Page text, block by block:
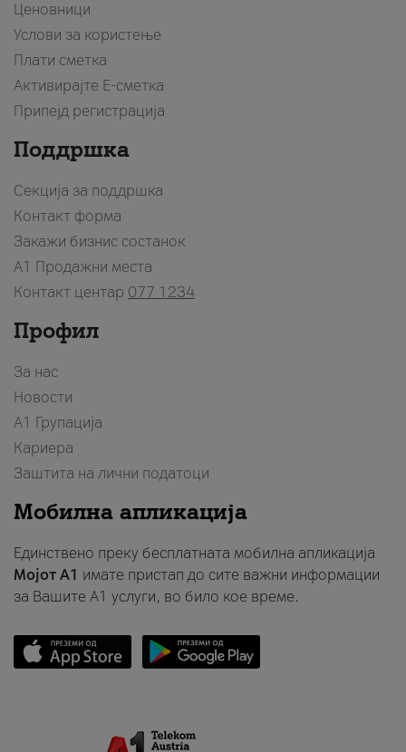
Ценовници
Услови за користење
Плати сметка
Активирајте Е-сметка
Припејд регистрација
Поддршка
Секција за поддршка
Контакт форма
Закажи бизнис состанок
A1 Продажни места
Контакт центар 077 1234
Профил
За нас
Новости
А1 Групација
Кариера
Заштита на лични податоци
Мобилна апликација
Единствено преку бесплатната мобилна апликација
Мојот A1 имате пристап до сите важни информации
за Вашите A1 услуги, во било кое време.